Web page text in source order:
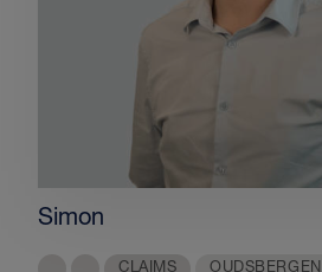
Simon